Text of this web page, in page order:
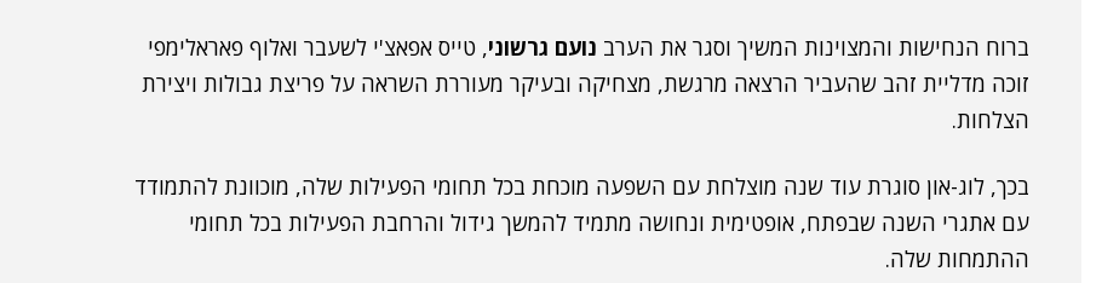
ברוח הנחישות והמצוינות המשיך וסגר את הערב נועם גרשוני, טייס אפאצ'י לשעבר ואלוף פאראלימפי
זוכה מדליית זהב שהעביר הרצאה מרגשת, מצחיקה ובעיקר מעוררת השראה על פריצת גבולות ויצירת
הצלחות.
בכך, לוג-און סוגרת עוד שנה מוצלחת עם השפעה מוכחת בכל תחומי הפעילות שלה, מוכוונת להתמודד
עם אתגרי השנה שבפתח, אופטימית ונחושה מתמיד להמשך גידול והרחבת הפעילות בכל תחומי
ההתמחות שלה.